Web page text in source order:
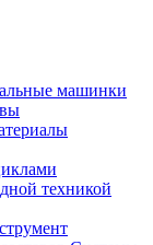
машинки
техникой